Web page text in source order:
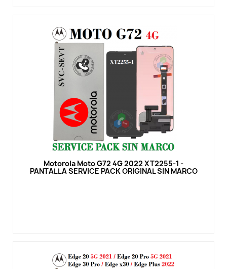
Vista rápida
Motorola Moto G72 4G 2022 XT2255-1 -
PANTALLA SERVICE PACK ORIGINAL SIN MARCO